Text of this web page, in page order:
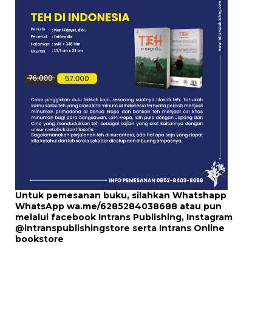
Untuk pemesanan buku, silahkan Whatshapp
WhatsApp wa.me/6285284038688 atau pun
melalui facebook Intrans Publishing, Instagram
@intranspublishingstore serta Intrans Online
bookstore